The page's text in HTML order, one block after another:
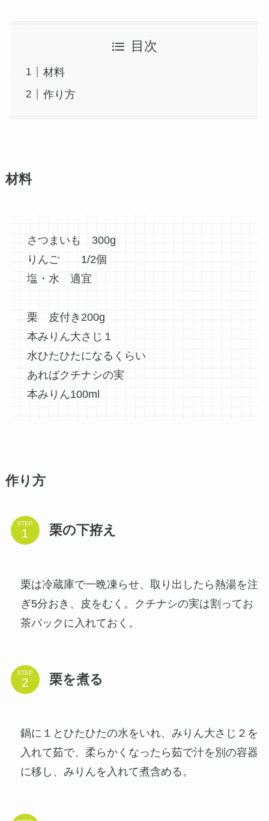
目次
材料
作り方
材料
さつまいも 300g
りんご 1/2個
塩・水 適宜
栗 皮付き200g
本みりん大さじ１
水ひたひたになるくらい
あればクチナシの実
本みりん100ml
作り方
STEP 栗の下拵え
栗は冷蔵庫で一晩凍らせ、取り出したら熱湯を注
ぎ5分おき、皮をむく。クチナシの実は割ってお
茶パックに入れておく。
STEP 栗を煮る
鍋に１とひたひたの水をいれ、みりん大さじ２を
入れて茹で、柔らかくなったら茹で汁を別の容器
に移し、みりんを入れて煮含める。